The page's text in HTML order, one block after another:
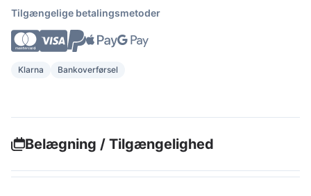
Tilgængelige betalingsmetoder
Klarna Bankoverførsel
Belægning / Tilgængelighed